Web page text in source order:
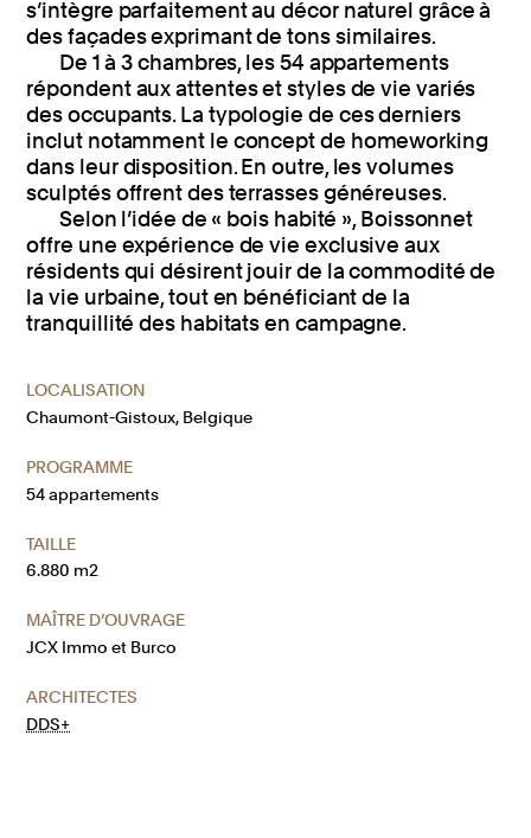
s’intègre parfaitement au décor naturel grâce à
des façades exprimant de tons similaires.
De 1 à 3 chambres, les 54 appartements
répondent aux attentes et styles de vie variés
des occupants. La typologie de ces derniers
inclut notamment le concept de homeworking
dans leur disposition. En outre, les volumes
sculptés offrent des terrasses généreuses.
Selon l’idée de « bois habité », Boissonnet
offre une expérience de vie exclusive aux
résidents qui désirent jouir de la commodité de
la vie urbaine, tout en bénéficiant de la
tranquillité des habitats en campagne.
LOCALISATION
Chaumont-Gistoux, Belgique
PROGRAMME
54 appartements
TAILLE
6.880 m2
MAÎTRE D’OUVRAGE
JCX Immo et Burco
ARCHITECTES
DDS+